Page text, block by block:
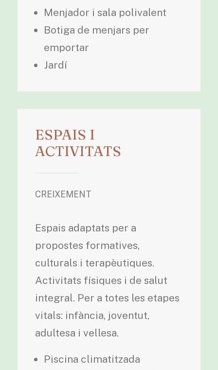
Menjador i sala polivalent
Botiga de menjars per
emportar
Jardí
ESPAIS I
ACTIVITATS
CREIXEMENT
Espais adaptats per a
propostes formatives,
culturals i terapèutiques.
Activitats físiques i de salut
integral. Per a totes les etapes
vitals: infància, joventut,
adultesa i vellesa.
Piscina climatitzada